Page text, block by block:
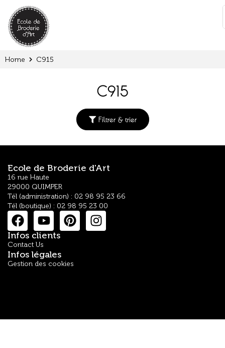
:
Home C915
C915
Filtrer & trier
Ecole de Broderie d'Art
16 rue Haute
29000 QUIMPER
Tél (administration) : 02 98 95 23 66
Tél (boutique) : 02 98 95 23 00
Infos clients
Contact Us
Infos légales
Gestion des cookies
Cookies management panel